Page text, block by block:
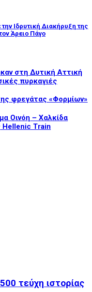
Ιδρυτική Διακήρυξη της
Άρειο Πάγο
στη Δυτική Αττική
πυρκαγιές
φρεγάτας «Φορμίων»
Οινόη – Χαλκίδα
Train
τεύχη ιστορίας